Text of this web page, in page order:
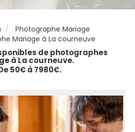
Photographe Mariage
Mariage à La courneuve
de photographes
à La courneuve.
50€ à 7980€.